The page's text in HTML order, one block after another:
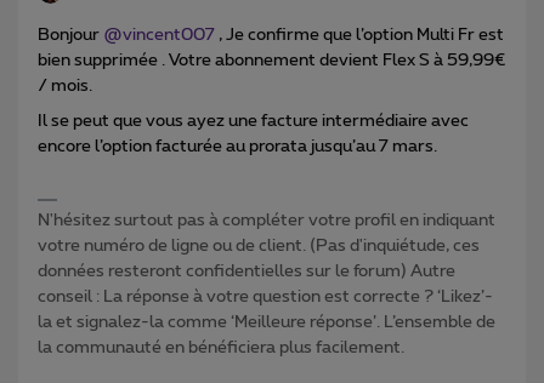
Bonjour @vincent007 , Je confirme que l’option Multi Fr est
bien supprimée . Votre abonnement devient Flex S à 59,99€
/ mois.
Il se peut que vous ayez une facture intermédiaire avec
encore l’option facturée au prorata jusqu’au 7 mars.
N'hésitez surtout pas à compléter votre profil en indiquant
votre numéro de ligne ou de client. (Pas d'inquiétude, ces
données resteront confidentielles sur le forum) Autre
conseil : La réponse à votre question est correcte ? ‘Likez’-
la et signalez-la comme ‘Meilleure réponse’. L’ensemble de
la communauté en bénéficiera plus facilement.